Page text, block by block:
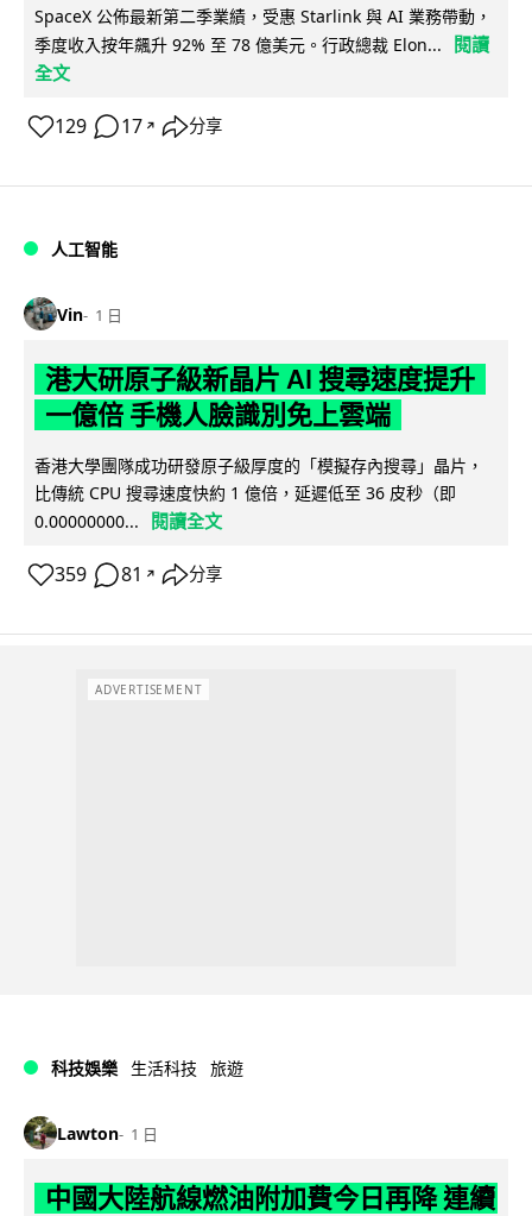
SpaceX 公佈最新第二季業績，受惠 Starlink 與 AI 業務帶動，
季度收入按年飆升 92% 至 78 億美元。行政總裁 Elon...
閱讀
全文
129 17 ↗ 分享
人工智能
Vin 1 日
港大研原子級新晶片 AI 搜尋速度提升
一億倍 手機人臉識別免上雲端
香港大學團隊成功研發原子級厚度的「模擬存內搜尋」晶片，
比傳統 CPU 搜尋速度快約 1 億倍，延遲低至 36 皮秒（即
0.00000000...
閱讀全文
359 81 ↗ 分享
ADVERTISEMENT
科技娛樂 生活科技 旅遊
Lawton 1 日
中國大陸航線燃油附加費今日再降 連續